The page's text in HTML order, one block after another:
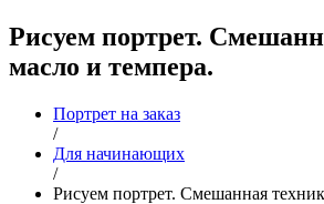
Рисуем портрет.
масло и темпера.
Портрет на заказ
/
Для начинающих
/
Рисуем портрет. Смешанная